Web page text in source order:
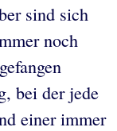
sind sich
noch
bei der jede
einer immer